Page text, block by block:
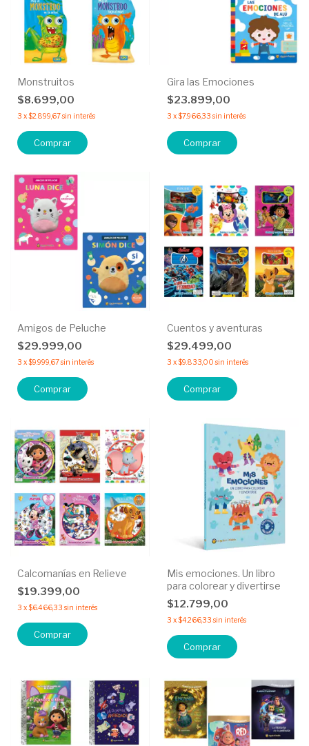
Monstruitos
$8.699,00
3 x$2.899,67sin interés
Comprar
Gira las Emociones
$23.899,00
3 x$7.966,33 sin interés
Comprar
Amigos de Peluche
$29.999,00
3 x$9.999,67sin interés
Comprar
Cuentos y aventuras
$29.499,00
3 x$9.833,00 sin interés
Comprar
Calcomanías en Relieve
$19.399,00
3 x$6.466,33 sin interés
Comprar
Mis emociones. Un libro
para colorear y divertirse
$12.799,00
3 x$4.266,33 sin interés